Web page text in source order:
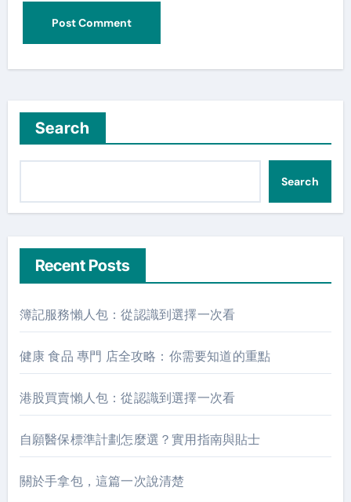
Search
Search
Recent Posts
簿記服務懶人包：從認識到選擇一次看
健康 食品 專門 店全攻略：你需要知道的重點
港股買賣懶人包：從認識到選擇一次看
自願醫保標準計劃怎麼選？實用指南與貼士
關於手拿包，這篇一次說清楚